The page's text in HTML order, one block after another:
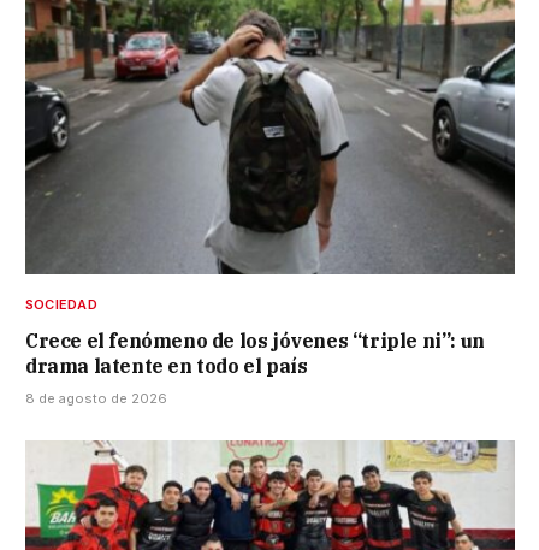
SOCIEDAD
Crece el fenómeno de los jóvenes “triple ni”: un
drama latente en todo el país
8 de agosto de 2026